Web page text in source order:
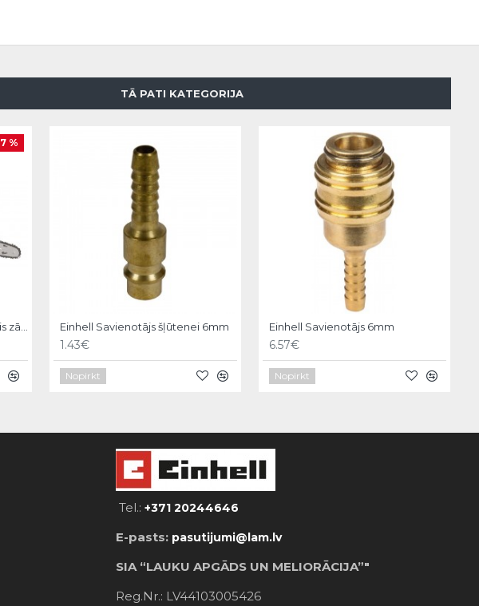
TĀ PATI KATEGORIJA
%
Einhell Savienotājs šļūtenei 6mm
1.43€
Nopirkt
Einhell Savienotājs 6mm
6.57€
Nopirkt
Tel.:+371 20244646
E-pasts: pasutijumi@lam.lv
SIA “LAUKU APGĀDS UN MELIORĀCIJA”"
Reg.Nr.: LV44103005426